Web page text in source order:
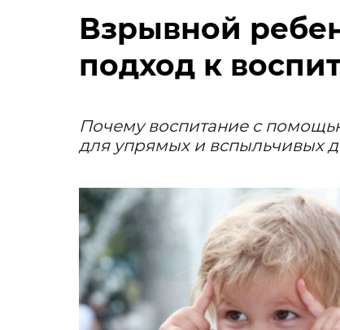
Взрывной
подход к
Почему воспитание с
для упрямых и вспыльчивых